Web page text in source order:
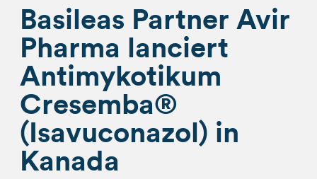
Basileas Partner Avir
Pharma lanciert
Antimykotikum
Cresemba®
(Isavuconazol) in
Kanada